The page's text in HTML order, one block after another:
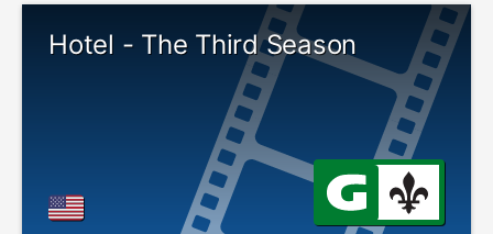
Hotel - The Third Season